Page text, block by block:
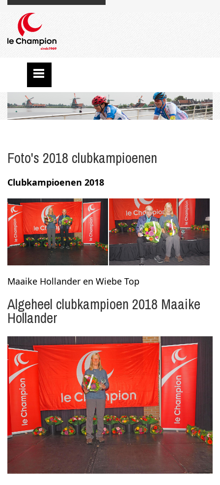
Foto's 2018 clubkampioenen
Clubkampioenen 2018
Maaike Hollander en Wiebe Top
Algeheel clubkampioen 2018 Maaike
Hollander